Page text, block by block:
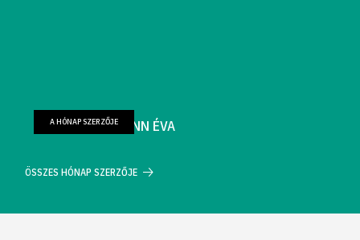
FARKAS WELLMANN ÉVA
A HÓNAP SZERZŐJE
ÖSSZES HÓNAP SZERZŐJE